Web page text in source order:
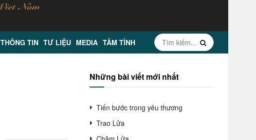
THÔNG TIN TƯ LIỆU MEDIA TÂM TÌNH
Những bài viết mới nhất
Tiến bước trong yêu thương
Trao Lửa